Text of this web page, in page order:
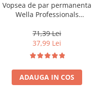
Vopsea de par permanenta
Wella Professionals
Blond Deschis Natural, 60
ml
71,39 Lei
37,99 Lei
ADAUGA IN COS